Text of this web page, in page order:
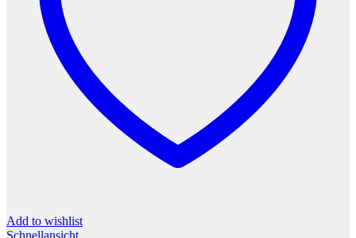
Add to wishlist
Schnellansicht